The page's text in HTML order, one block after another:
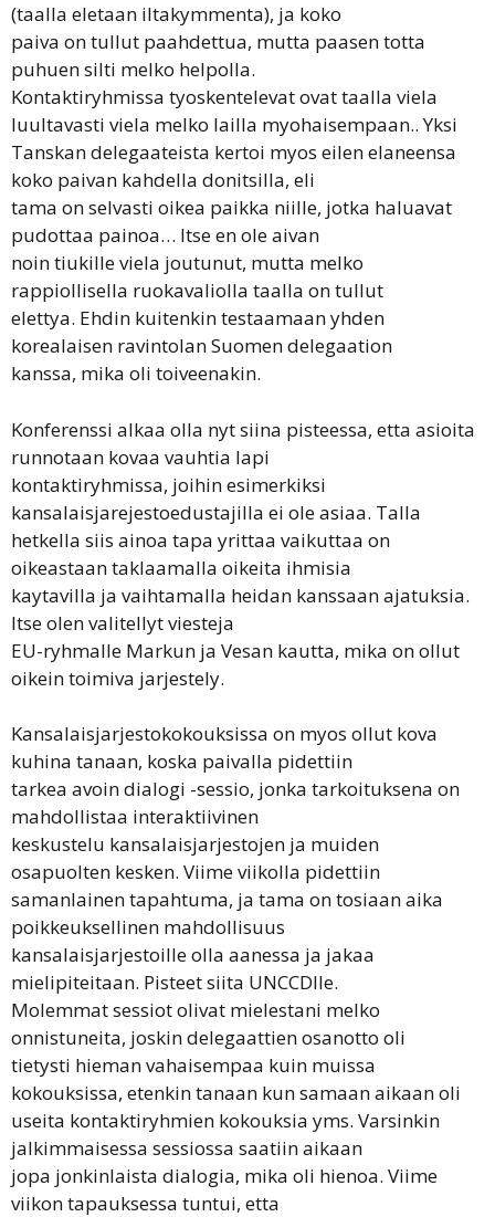
(taalla eletaan iltakymmenta), ja koko
paiva on tullut paahdettua, mutta paasen totta
puhuen silti melko helpolla.
Kontaktiryhmissa tyoskentelevat ovat taalla viela
luultavasti viela melko lailla myohaisempaan.. Yksi
Tanskan delegaateista kertoi myos eilen elaneensa
koko paivan kahdella donitsilla, eli
tama on selvasti oikea paikka niille, jotka haluavat
pudottaa painoa… Itse en ole aivan
noin tiukille viela joutunut, mutta melko
rappiollisella ruokavaliolla taalla on tullut
elettya. Ehdin kuitenkin testaamaan yhden
korealaisen ravintolan Suomen delegaation
kanssa, mika oli toiveenakin.
Konferenssi alkaa olla nyt siina pisteessa, etta asioita
runnotaan kovaa vauhtia lapi
kontaktiryhmissa, joihin esimerkiksi
kansalaisjarejestoedustajilla ei ole asiaa. Talla
hetkella siis ainoa tapa yrittaa vaikuttaa on
oikeastaan taklaamalla oikeita ihmisia
kaytavilla ja vaihtamalla heidan kanssaan ajatuksia.
Itse olen valitellyt viesteja
EU-ryhmalle Markun ja Vesan kautta, mika on ollut
oikein toimiva jarjestely.
Kansalaisjarjestokokouksissa on myos ollut kova
kuhina tanaan, koska paivalla pidettiin
tarkea avoin dialogi -sessio, jonka tarkoituksena on
mahdollistaa interaktiivinen
keskustelu kansalaisjarjestojen ja muiden
osapuolten kesken. Viime viikolla pidettiin
samanlainen tapahtuma, ja tama on tosiaan aika
poikkeuksellinen mahdollisuus
kansalaisjarjestoille olla aanessa ja jakaa
mielipiteitaan. Pisteet siita UNCCDlle.
Molemmat sessiot olivat mielestani melko
onnistuneita, joskin delegaattien osanotto oli
tietysti hieman vahaisempaa kuin muissa
kokouksissa, etenkin tanaan kun samaan aikaan oli
useita kontaktiryhmien kokouksia yms. Varsinkin
jalkimmaisessa sessiossa saatiin aikaan
jopa jonkinlaista dialogia, mika oli hienoa. Viime
viikon tapauksessa tuntui, etta